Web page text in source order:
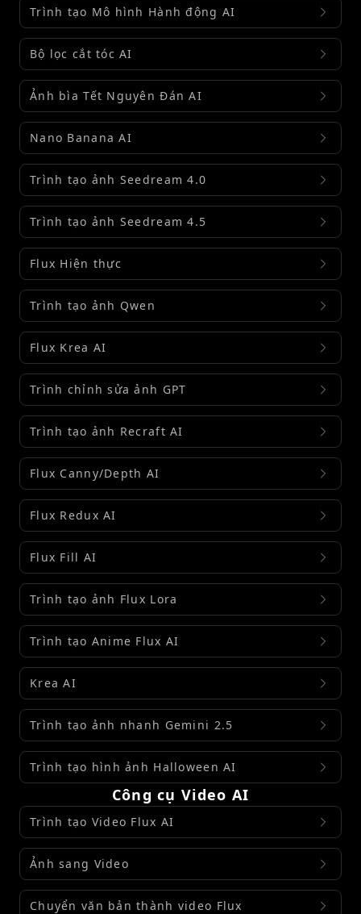
Trình tạo Mô hình Hành động AI
Bộ lọc cắt tóc AI
Ảnh bìa Tết Nguyên Đán AI
Nano Banana AI
Trình tạo ảnh Seedream 4.0
Trình tạo ảnh Seedream 4.5
Flux Hiện thực
Trình tạo ảnh Qwen
Flux Krea AI
Trình chỉnh sửa ảnh GPT
Trình tạo ảnh Recraft AI
Flux Canny/Depth AI
Flux Redux AI
Flux Fill AI
Trình tạo ảnh Flux Lora
Trình tạo Anime Flux AI
Krea AI
Trình tạo ảnh nhanh Gemini 2.5
Trình tạo hình ảnh Halloween AI
Công cụ Video AI
Trình tạo Video Flux AI
Ảnh sang Video
Chuyển văn bản thành video Flux